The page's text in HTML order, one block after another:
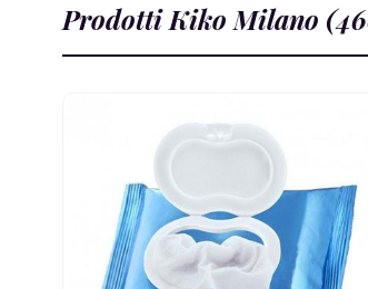
Prodotti Kiko Milano